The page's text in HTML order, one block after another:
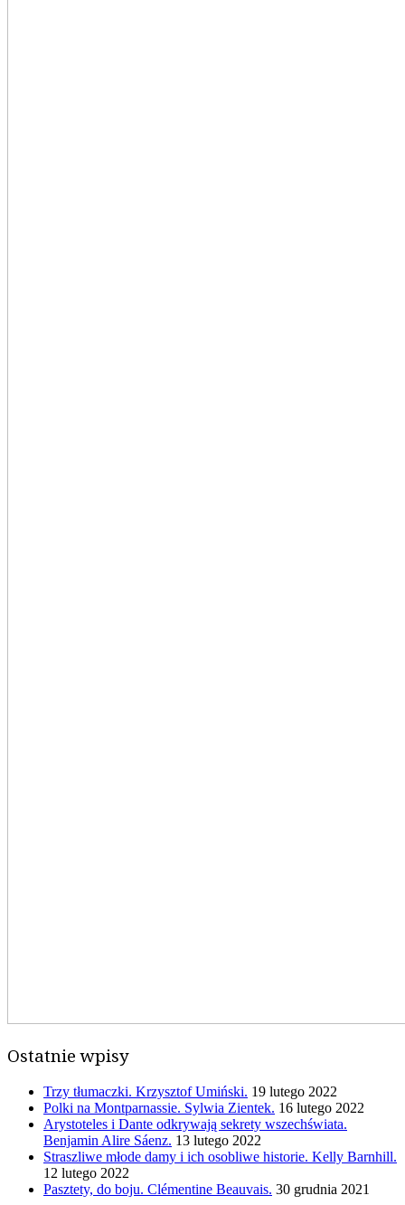
Ostatnie wpisy
Trzy tłumaczki. Krzysztof Umiński. 19 lutego 2022
Polki na Montparnassie. Sylwia Zientek. 16 lutego 2022
Arystoteles i Dante odkrywają sekrety wszechświata.
Benjamin Alire Sáenz. 13 lutego 2022
Straszliwe młode damy i ich osobliwe historie. Kelly Barnhill.
12 lutego 2022
Pasztety, do boju. Clémentine Beauvais. 30 grudnia 2021